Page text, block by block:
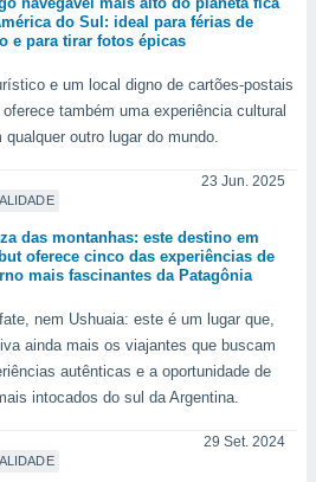
do Sul: ideal para férias de
e para tirar fotos épicas
e um local digno de cartões-postais
também uma experiência cultural
outro lugar do mundo.
23 Jun. 2025
das montanhas: este destino em
oferece cinco das experiências de
mais fascinantes da Patagônia
nem Ushuaia: este é um lugar que,
ainda mais os viajantes que buscam
autênticas e a oportunidade de
intocados do sul da Argentina.
29 Set. 2024